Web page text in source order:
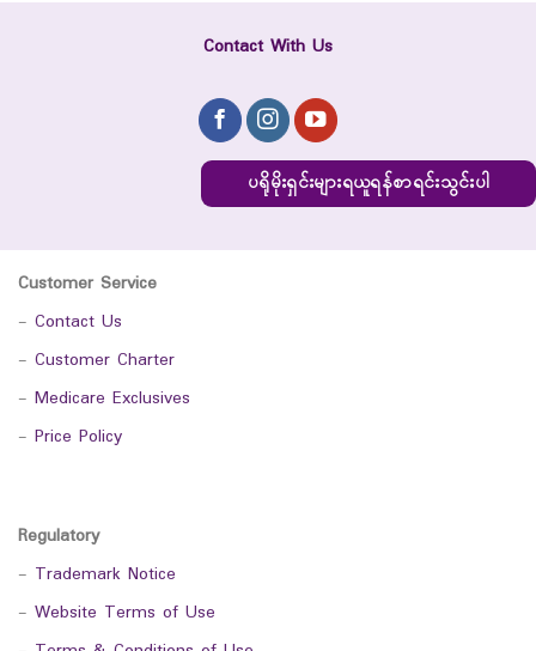
Contact With Us
ပရိုမိုးရှင်းများရယူရန်စာရင်းသွင်းပါ
Customer Service
- Contact Us
- Customer Charter
- Medicare Exclusives
- Price Policy
Regulatory
- Trademark Notice
- Website Terms of Use